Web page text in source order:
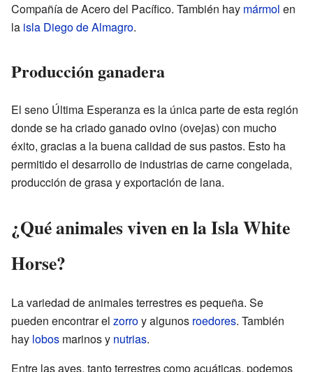
Compañía de Acero del Pacífico. También hay mármol en
la isla Diego de Almagro.
Producción ganadera
El seno Última Esperanza es la única parte de esta región
donde se ha criado ganado ovino (ovejas) con mucho
éxito, gracias a la buena calidad de sus pastos. Esto ha
permitido el desarrollo de industrias de carne congelada,
producción de grasa y exportación de lana.
¿Qué animales viven en la Isla White
Horse?
La variedad de animales terrestres es pequeña. Se
pueden encontrar el zorroy algunos roedores. También
hay lobos marinos y nutrias.
Entre las aves, tanto terrestres como acuáticas, podemos